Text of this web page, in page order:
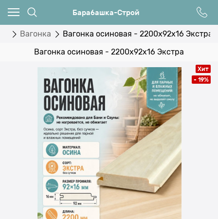
Барабашка-Строй
Вагонка Вагонка осиновая - 2200x92x16 Экстра
Вагонка осиновая - 2200x92x16 Экстра
Хит
- 19%